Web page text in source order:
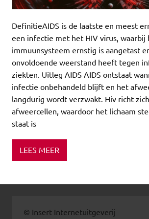
DefinitieAIDS is de laatste en meest
een infectie met het HIV virus, waarbij
immuunsysteem ernstig is aangetast
onvoldoende weerstand heeft tegen
ziekten. Uitleg AIDS AIDS ontstaat
infectie onbehandeld blijft en het
langdurig wordt verzwakt. Hiv richt
afweercellen, waardoor het lichaam
staat is
LEES MEER
© Insert Internetuitgeverij